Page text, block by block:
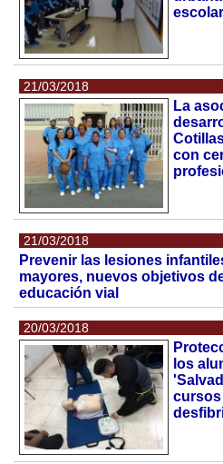
21/03/2018
La
con
21/03/2018
Prevenir las lesiones
mayores, nuevos objetivos
educación vial
20/03/2018
los
cursos